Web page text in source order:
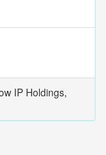
IP Holdings,